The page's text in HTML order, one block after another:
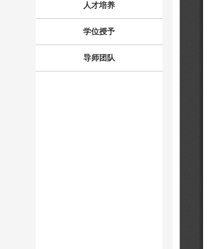
人才培养
学位授予
导师团队